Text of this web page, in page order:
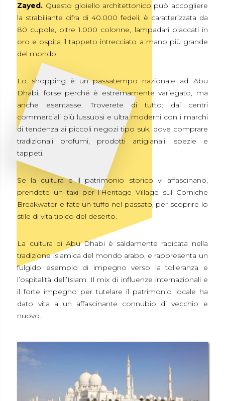
Zayed. Questo gioiello architettonico può accogliere
la strabiliante cifra di 40.000 fedeli; è caratterizzata da
80 cupole, oltre 1.000 colonne, lampadari placcati in
oro e ospita il tappeto intrecciato a mano più grande
del mondo.
Lo shopping è un passatempo nazionale ad Abu
Dhabi, forse perché è estremamente variegato, ma
anche esentasse. Troverete di tutto: dai centri
commerciali più lussuosi e ultra moderni con i marchi
di tendenza ai piccoli negozi tipo suk, dove comprare
tradizionali profumi, prodotti artigianali, spezie e
tappeti.
Se la cultura e il patrimonio storico vi affascinano,
prendete un taxi per l’Heritage Village sul Corniche
Breakwater e fate un tuffo nel passato, per scoprire lo
stile di vita tipico del deserto.
La cultura di Abu Dhabi è saldamente radicata nella
tradizione islamica del mondo arabo, e rappresenta un
fulgido esempio di impegno verso la tolleranza e
l’ospitalità dell’Islam. Il mix di influenze internazionali e
il forte impegno per tutelare il patrimonio locale ha
dato vita a un affascinante connubio di vecchio e
nuovo.